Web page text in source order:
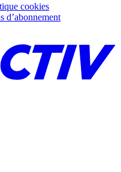
cookies
d’abonnement